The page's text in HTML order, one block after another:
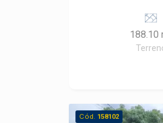
Delta,
acesso da cidade. O terreno
excelente
profissionais,
188.10
Cód. 158102